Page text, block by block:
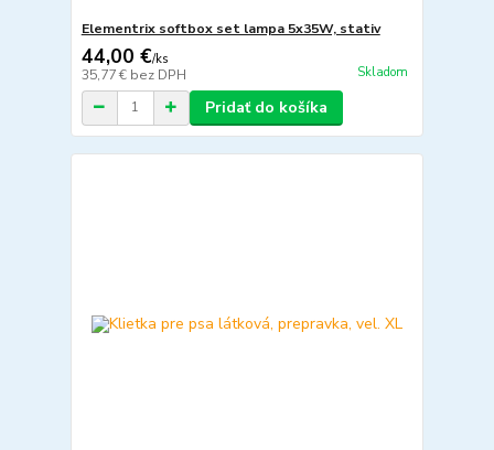
Elementrix softbox set lampa 5x35W, stativ
44,00 €/ks
35,77 € bez DPH Skladom
Pridať do košíka